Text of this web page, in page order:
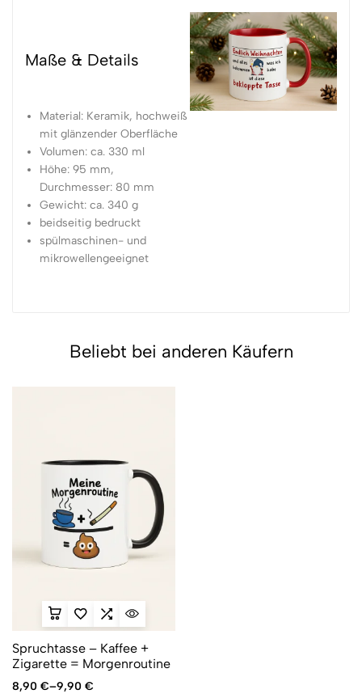
Maße & Details
Material: Keramik, hochweiß
mit glänzender Oberfläche
Volumen: ca. 330 ml
Höhe: 95 mm,
Durchmesser: 80 mm
Gewicht: ca. 340 g
beidseitig bedruckt
spülmaschinen- und
mikrowellengeeignet
Beliebt bei anderen Käufern
Spruchtasse – Kaffee +
Zigarette = Morgenroutine
8,90 €–9,90 €